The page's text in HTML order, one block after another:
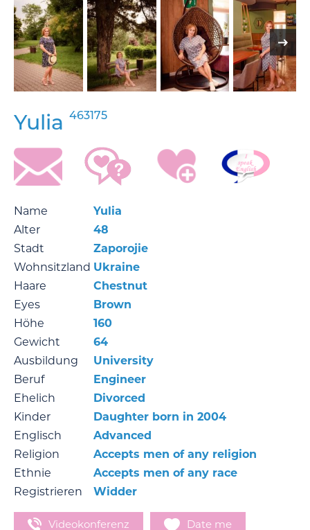
Yulia 463175
Name
Yulia
Alter
48
Stadt
Zaporojie
Wohnsitzland Ukraine
Haare
Chestnut
Eyes
Brown
Höhe
160
Gewicht
64
Ausbildung
University
Beruf
Engineer
Ehelich
Divorced
Kinder
Daughter born in 2004
Englisch
Advanced
Religion
Accepts men of any religion
Ethnie
Accepts men of any race
Registrieren
Widder
Videokonferenz Date me